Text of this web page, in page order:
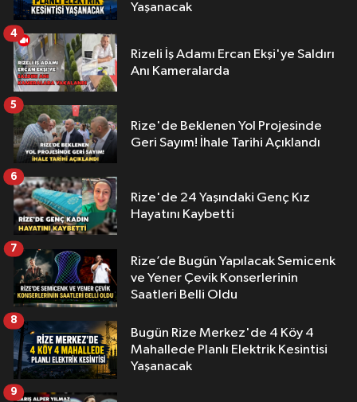
Yaşanacak
Rizeli İş Adamı Ercan Ekşi'ye Saldırı
Anı Kameralarda
4
Rize'de Beklenen Yol Projesinde
Geri Sayım! İhale Tarihi Açıklandı
5
Rize'de 24 Yaşındaki Genç Kız
Hayatını Kaybetti
6
Rize’de Bugün Yapılacak Semicenk
ve Yener Çevik Konserlerinin
Saatleri Belli Oldu
7
Bugün Rize Merkez'de 4 Köy 4
Mahallede Planlı Elektrik Kesintisi
Yaşanacak
8
9